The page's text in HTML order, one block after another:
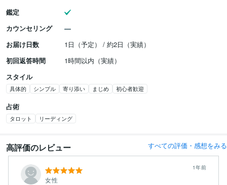
鑑定
カウンセリング
お届け日数
1日（予定） / 約2日（実績）
初回返答時間
1時間以内（実績）
スタイル
具体的 シンプル 寄り添い まじめ 初心者歓迎
占術
タロット リーディング
高評価のレビュー すべての評価・感想をみる
女性
1年前